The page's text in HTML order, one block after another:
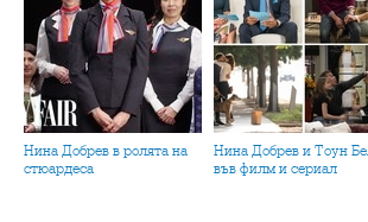
Нина Добрев в ролята на
стюардеса
Нина Добрев и Тоун Бел
във филм и сериал